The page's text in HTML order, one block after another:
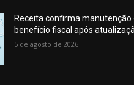
Receita confirma manutenção
benefício fiscal após
5 de agosto de 2026